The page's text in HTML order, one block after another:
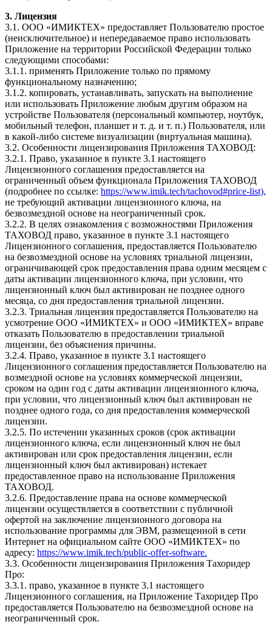
3. Лицензия
3.1. ООО «ИМИКТЕХ» предоставляет Пользователю простое
(неисключительное) и непередаваемое право использовать
Приложение на территории Российской Федерации только
следующими способами:
3.1.1. применять Приложение только по прямому
функциональному назначению;
3.1.2. копировать, устанавливать, запускать на выполнение
или использовать Приложение любым другим образом на
устройстве Пользователя (персональный компьютер, ноутбук,
мобильный телефон, планшет и т. д. и т. п.) Пользователя, или
в какой-либо системе визуализации (виртуальная машина).
3.2. Особенности лицензирования Приложения ТАХОВОД:
3.2.1. Право, указанное в пункте 3.1 настоящего
Лицензионного соглашения предоставляется на
ограниченный объем функционала Приложения ТАХОВОД
(подробнее по ссылке: https://www.imik.tech/tachovod#price-list),
не требующий активации лицензионного ключа, на
безвозмездной основе на неограниченный срок.
3.2.2. В целях ознакомления с возможностями Приложения
ТАХОВОД право, указанное в пункте 3.1 настоящего
Лицензионного соглашения, предоставляется Пользователю
на безвозмездной основе на условиях триальной лицензии,
ограничивающей срок предоставления права одним месяцем с
даты активации лицензионного ключа, при условии, что
лицензионный ключ был активирован не позднее одного
месяца, со дня предоставления триальной лицензии.
3.2.3. Триальная лицензия предоставляется Пользователю на
усмотрение ООО «ИМИКТЕХ» и ООО «ИМИКТЕХ» вправе
отказать Пользователю в предоставлении триальной
лицензии, без объяснения причины.
3.2.4. Право, указанное в пункте 3.1 настоящего
Лицензионного соглашения предоставляется Пользователю на
возмездной основе на условиях коммерческой лицензии,
сроком на один год с даты активации лицензионного ключа,
при условии, что лицензионный ключ был активирован не
позднее одного года, со дня предоставления коммерческой
лицензии.
3.2.5. По истечении указанных сроков (срок активации
лицензионного ключа, если лицензионный ключ не был
активирован или срок предоставления лицензии, если
лицензионный ключ был активирован) истекает
предоставленное право на использование Приложения
ТАХОВОД.
3.2.6. Предоставление права на основе коммерческой
лицензии осуществляется в соответствии с публичной
офертой на заключение лицензионного договора на
использование программы для ЭВМ, размещенной в сети
Интернет на официальном сайте ООО «ИМИКТЕХ» по
адресу: https://www.imik.tech/public-offer-software.
3.3. Особенности лицензирования Приложения Тахоридер
Про:
3.3.1. право, указанное в пункте 3.1 настоящего
Лицензионного соглашения, на Приложение Тахоридер Про
предоставляется Пользователю на безвозмездной основе на
неограниченный срок.